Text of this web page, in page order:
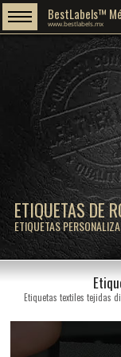
ETIQUETAS DE
ETIQUETAS
BestLabels™
www.bestlabels.mx
Etiquetas textiles tejidas